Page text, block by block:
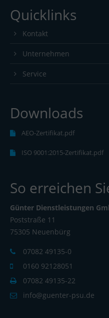
Quicklinks
Kontakt
Unternehmen
Service
Downloads
AEO-Zertifikat.pdf
ISO 9001:2015-Zertifikat.pdf
So erreichen
Günter Dienstleistungen
Poststraße 11
75305 Neuenbürg
07082 49135-0
0160 92128051
07082 49135-22
info@guenter-psu.de